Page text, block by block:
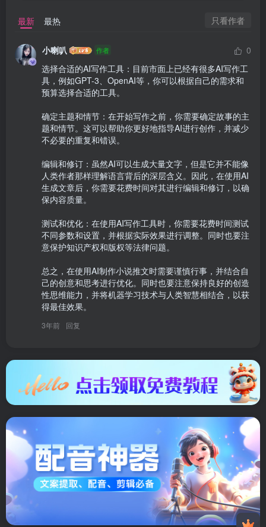
最新 最热 只看作者
小喇叭 作者
0
选择合适的AI写作工具：目前市面上已经有很多AI写作工
具，例如GPT-3、OpenAI等，你可以根据自己的需求和
预算选择合适的工具。
确定主题和情节：在开始写作之前，你需要确定故事的主
题和情节。这可以帮助你更好地指导AI进行创作，并减少
不必要的重复和错误。
编辑和修订：虽然AI可以生成大量文字，但是它并不能像
人类作者那样理解语言背后的深层含义。因此，在使用AI
生成文章后，你需要花费时间对其进行编辑和修订，以确
保内容质量。
测试和优化：在使用AI写作工具时，你需要花费时间测试
不同参数和设置，并根据实际效果进行调整。同时也要注
意保护知识产权和版权等法律问题。
总之，在使用AI制作小说推文时需要谨慎行事，并结合自
己的创意和思考进行优化。同时也要注意保持良好的创造
性思维能力，并将机器学习技术与人类智慧相结合，以获
得最佳效果。
3年前 回复